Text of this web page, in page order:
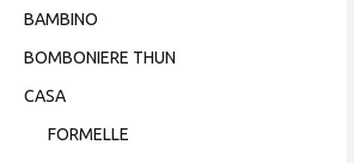
BAMBINO
BOMBONIERE THUN
CASA
FORMELLE